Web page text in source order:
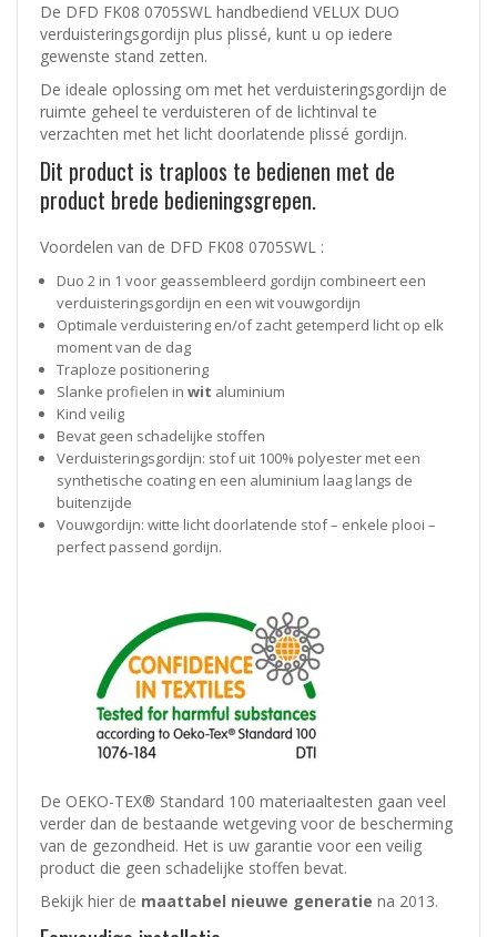
De DFD FK08 0705SWL handbediend VELUX DUO
verduisteringsgordijn plus plissé, kunt u op iedere
gewenste stand zetten.
De ideale oplossing om met het verduisteringsgordijn de
ruimte geheel te verduisteren of de lichtinval te
verzachten met het licht doorlatende plissé gordijn.
Dit product is traploos te bedienen met de
product brede bedieningsgrepen.
Voordelen van de DFD FK08 0705SWL :
Duo 2 in 1 voor geassembleerd gordijn combineert een
verduisteringsgordijn en een wit vouwgordijn
Optimale verduistering en/of zacht getemperd licht op elk
moment van de dag
Traploze positionering
Slanke profielen in wit aluminium
Kind veilig
Bevat geen schadelijke stoffen
Verduisteringsgordijn: stof uit 100% polyester met een
synthetische coating en een aluminium laag langs de
buitenzijde
Vouwgordijn: witte licht doorlatende stof – enkele plooi –
perfect passend gordijn.
De OEKO-TEX® ​Standard 100 materiaaltesten gaan veel
verder dan de bestaande wetgeving voor de bescherming
van de gezondheid. Het is uw garantie voor een veilig
product die geen schadelijke stoffen bevat.
Bekijk hier de maattabel nieuwe generatie na 2013.